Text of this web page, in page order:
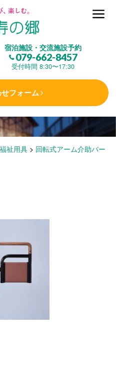
宿泊施設・交流施設予約
079-662-8457
受付時間 8:30〜17:30
フォーム
福祉用具 > 回転式アーム介助バー